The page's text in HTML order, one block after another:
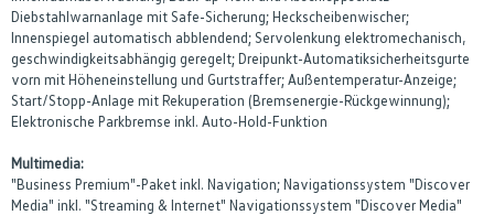
Diebstahlwarnanlage mit Safe-Sicherung; Heckscheibenwischer;
Innenspiegel automatisch abblendend; Servolenkung elektromechanisch,
geschwindigkeitsabhängig geregelt; Dreipunkt-Automatiksicherheitsgurte
vorn mit Höheneinstellung und Gurtstraffer; Außentemperatur-Anzeige;
Start/Stopp-Anlage mit Rekuperation (Bremsenergie-Rückgewinnung);
Elektronische Parkbremse inkl. Auto-Hold-Funktion
Multimedia:
"Business Premium"-Paket inkl. Navigation; Navigationssystem "Discover
Media" inkl. "Streaming & Internet" Navigationssystem "Discover Media"